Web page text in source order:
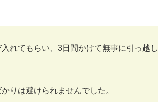
れてもらい、3日間かけて無事に引っ越し
りは避けられませんでした。